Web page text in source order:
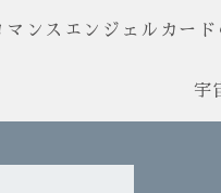
マンスエンジェルカード
宇